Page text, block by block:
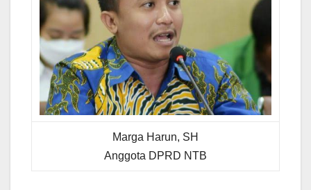
Marga Harun, SH
Anggota DPRD NTB